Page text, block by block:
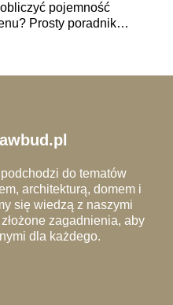
pojemność
Prosty poradnik
do tematów
architekturą, domem i
się wiedzą z naszymi
zagadnienia, aby
dla każdego.